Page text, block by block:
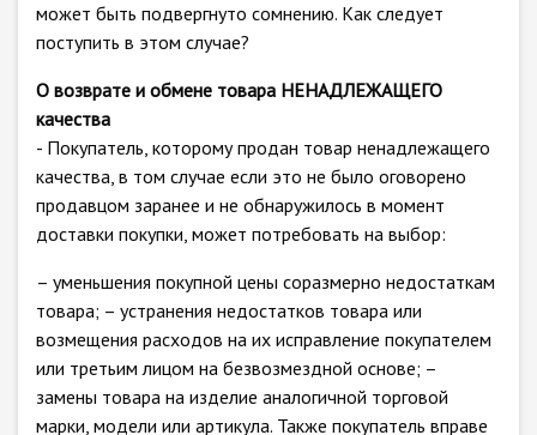
может быть подвергнуто сомнению. Как следует
поступить в этом случае?
О возврате и обмене товара НЕНАДЛЕЖАЩЕГО
качества
- Покупатель, которому продан товар ненадлежащего
качества, в том случае если это не было оговорено
продавцом заранее и не обнаружилось в момент
доставки покупки, может потребовать на выбор:
– уменьшения покупной цены соразмерно недостаткам
товара; – устранения недостатков товара или
возмещения расходов на их исправление покупателем
или третьим лицом на безвозмездной основе; –
замены товара на изделие аналогичной торговой
марки, модели или артикула. Также покупатель вправе